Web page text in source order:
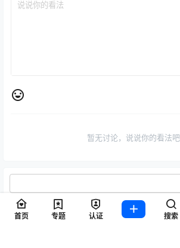
暂无讨论，说说你的看法吧
标签
首页 专题 认证 搜索